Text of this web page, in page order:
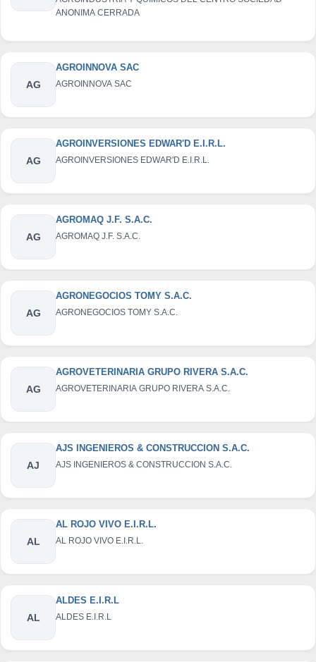
ANONIMA CERRADA
AG
AGROINNOVA SAC
AGROINNOVA SAC
AG
AGROINVERSIONES EDWAR'D E.I.R.L.
AGROINVERSIONES EDWAR'D E.I.R.L.
AG
AGROMAQ J.F. S.A.C.
AGROMAQ J.F. S.A.C.
AG
AGRONEGOCIOS TOMY S.A.C.
AGRONEGOCIOS TOMY S.A.C.
AG
AGROVETERINARIA GRUPO RIVERA S.A.C.
AGROVETERINARIA GRUPO RIVERA S.A.C.
AJ
AJS INGENIEROS & CONSTRUCCION S.A.C.
AJS INGENIEROS & CONSTRUCCION S.A.C.
AL
AL ROJO VIVO E.I.R.L.
AL ROJO VIVO E.I.R.L.
AL
ALDES E.I.R.L
ALDES E.I.R.L